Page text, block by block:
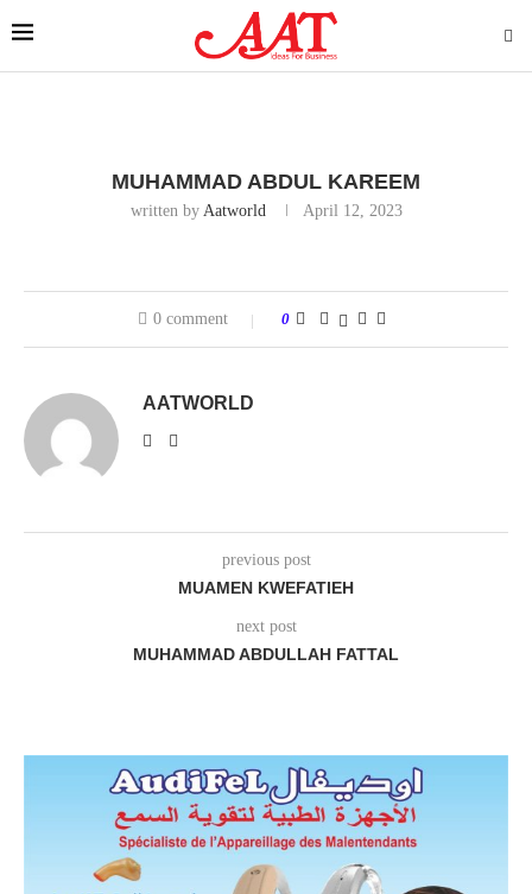
MUHAMMAD ABDUL KAREEM
written by Aatworld April 12, 2023
0 comment 0
AATWORLD
previous post
MUAMEN KWEFATIEH
next post
MUHAMMAD ABDULLAH FATTAL